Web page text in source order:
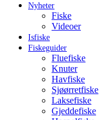
Nyheter
Fiske
Videoer
Isfiske
Fiskeguider
Fluefiske
Knuter
Havfiske
Sjøørretfiske
Laksefiske
Gjeddefiske